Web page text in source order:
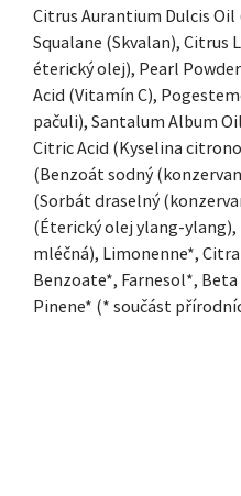
Citrus Aurantium Dulcis
Squalane (Skvalan),
éterický olej), Pearl
Acid (Vitamín C),
pačuli), Santalum Album
Citric Acid (Kyselina
(Benzoát sodný
(Sorbát draselný
(Éterický olej ylang-ylang),
mléčná), Limonenne*,
Benzoate*, Farnesol*,
Pinene* (* součást